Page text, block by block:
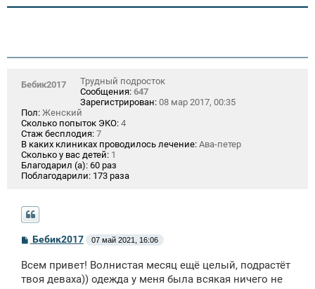
Бебик2017
Трудный подросток
Сообщения: 647
Зарегистрирован: 08 мар 2017, 00:35
Пол: Женский
Сколько попыток ЭКО: 4
Стаж бесплодия: 7
В каких клиниках проводилось лечение: Ава-петер
Сколько у вас детей: 1
Благодарил (а): 60 раз
Поблагодарили: 173 раза
С
б
щ
Бебик2017 07 май 2021, 16:06
Всем привет! Волнистая месяц ещё целый, подрастёт
твоя деваха)) одежда у меня была всякая ничего не